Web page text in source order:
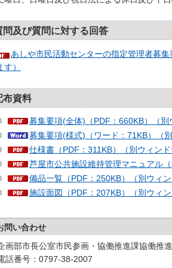
問及び質問に対する回答
あしや市民活動センターの指定管理者募
す）
布資料
募集要項(全体)（PDF：660KB）（別
募集要項(様式)（ワード：71KB）（
仕様書（PDF：311KB）（別ウィンド
芦屋市公共施設維持管理マニュアル
備品一覧（PDF：250KB）（別ウィン
施設面図（PDF：207KB）（別ウィン
問い合わせ
画部市長公室市民参画・協働推進課協働推
話番号：0797-38-2007